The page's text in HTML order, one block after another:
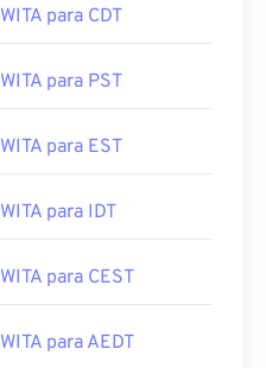
WITA para CDT
WITA para PST
WITA para EST
WITA para IDT
WITA para CEST
WITA para AEDT